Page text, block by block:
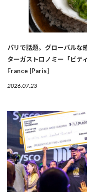
パリで話題。グローバルな
ターガストロノミー「ビテ
France [Paris]
2026.07.23